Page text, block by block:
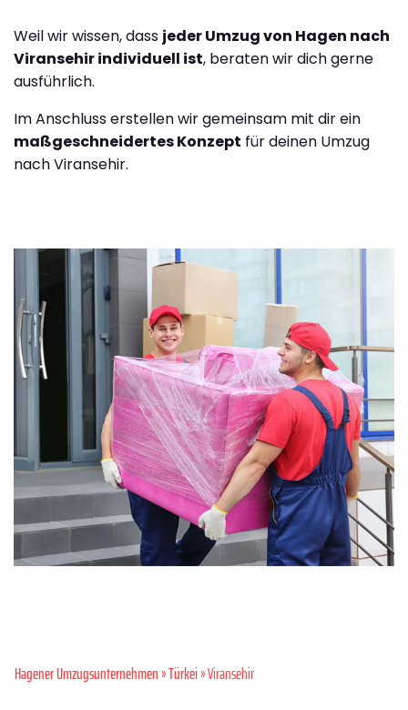
Weil wir wissen, dass jeder Umzug von Hagen nach
Viransehir individuell ist, beraten wir dich gerne
ausführlich.
Im Anschluss erstellen wir gemeinsam mit dir ein
maßgeschneidertes Konzept für deinen Umzug
nach Viransehir.
Hagener Umzugsunternehmen»Türkei» Viransehir